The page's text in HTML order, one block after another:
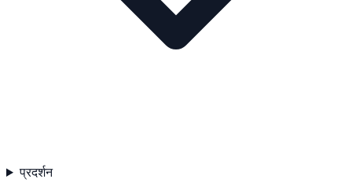
प्रदर्शन